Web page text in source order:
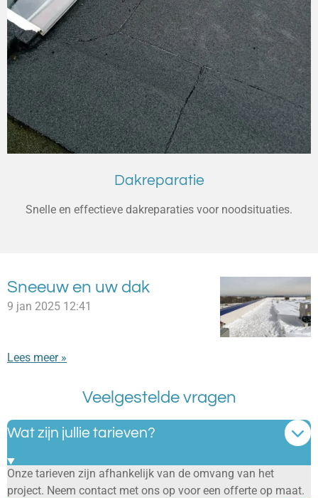
Dakreparatie
Snelle en effectieve dakreparaties voor noodsituaties.
Sneeuw en uw dak
9 jan 2025 12:41
Lees meer »
Veelgestelde vragen
Wat zijn jullie tarieven?
Onze tarieven zijn afhankelijk van de omvang van het
project. Neem contact met ons op voor een offerte op maat.